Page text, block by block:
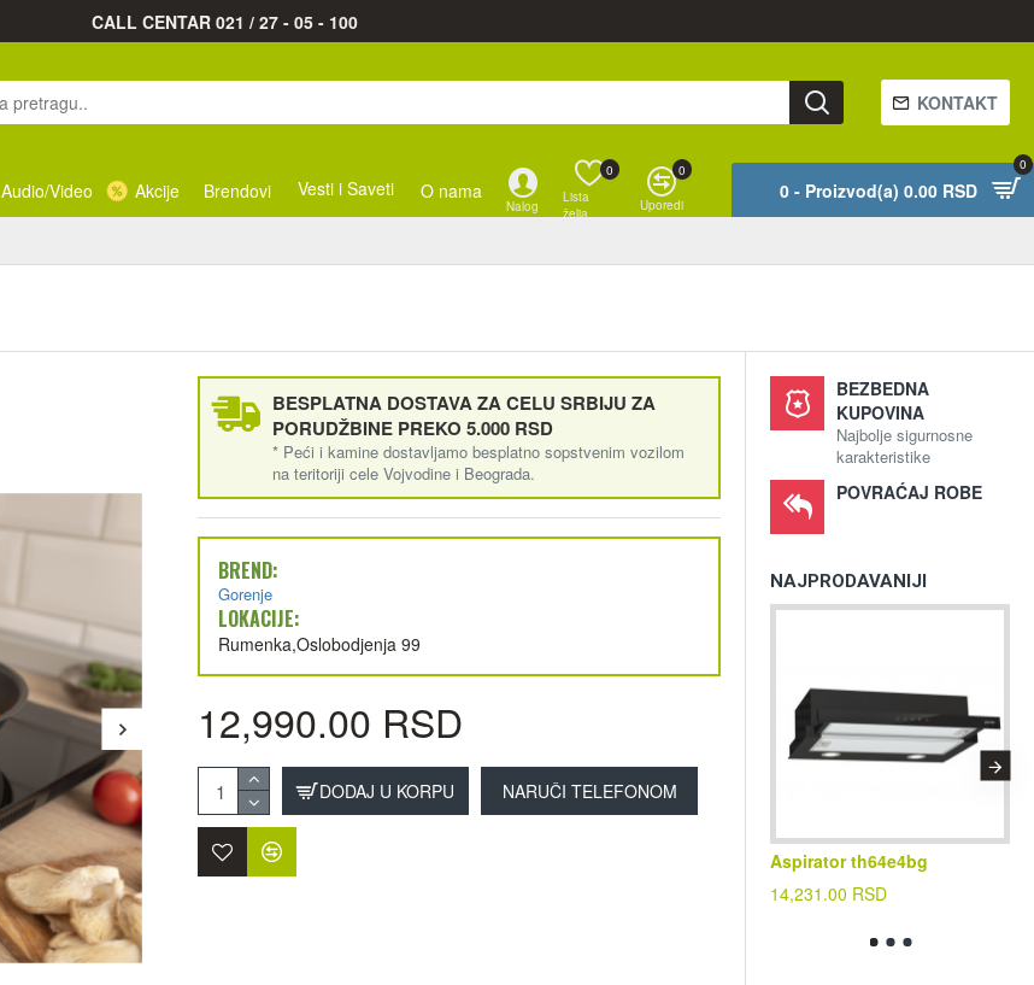
CALL CENTAR 021 / 27 - 05 - 100
KONTAKT
Audio/Video Akcije Brendovi Vesti i Saveti O nama
Nalog
Lista
želja
0
Uporedi
0
0 - Proizvod(a) 0.00 RSD
0
BESPLATNA DOSTAVA ZA CELU SRBIJU ZA
PORUDŽBINE PREKO 5.000 RSD
* Peći i kamine dostavljamo besplatno sopstvenim vozilom
na teritoriji cele Vojvodine i Beograda.
BREND:
Gorenje
LOKACIJE:
Rumenka,Oslobodjenja 99
12,990.00 RSD
DODAJ U KORPU NARUČI TELEFONOM
BEZBEDNA
KUPOVINA
Najbolje sigurnosne
karakteristike
POVRAĆAJ ROBE
NAJPRODAVANIJI
Aspirator th64e4bg
14,231.00 RSD